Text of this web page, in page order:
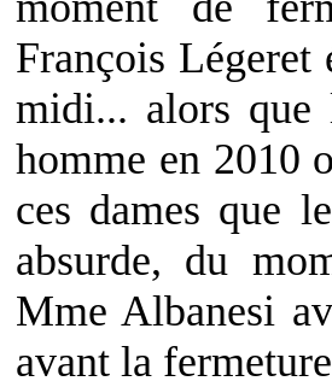
François Légeret
midi... alors
homme en 2010
ces dames que
absurde, du
Mme Albanesi
avant la